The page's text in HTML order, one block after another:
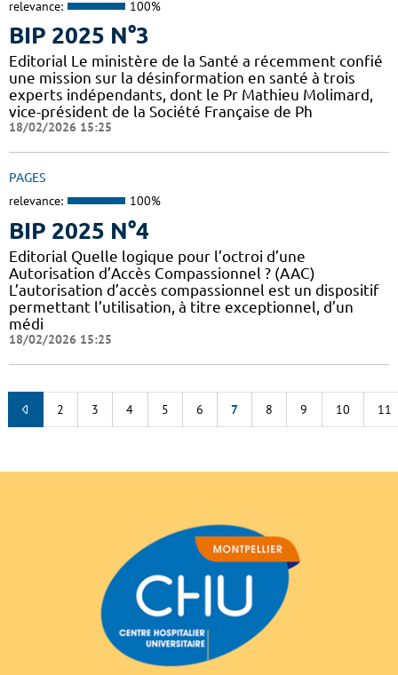
relevance: 100%
BIP 2025 N°3
Editorial Le ministère de la Santé a récemment confié
une mission sur la désinformation en santé à trois
experts indépendants, dont le Pr Mathieu Molimard,
vice-président de la Société Française de Ph
18/02/2026 15:25
PAGES
relevance: 100%
BIP 2025 N°4
Editorial Quelle logique pour l’octroi d’une
Autorisation d’Accès Compassionnel ? (AAC)
L’autorisation d’accès compassionnel est un dispositif
permettant l’utilisation, à titre exceptionnel, d’un
médi
18/02/2026 15:25
2 3 4 5 6 7 8 9 10 11